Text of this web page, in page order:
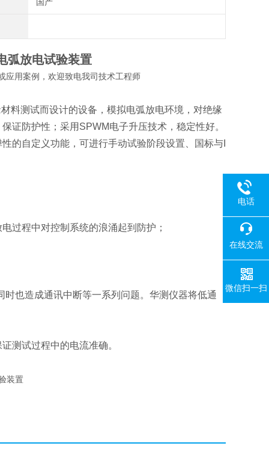
弧放电试验装置
应用案例，欢迎致电我司技术工程师
料测试而设计的设备，模拟电弧放电环境，对绝缘
证防护性；采用SPWM电子升压技术，稳定性好。
的自定义功能，可进行手动试验阶段设置、国标与I
过程中对控制系统的浪涌起到防护；
也造成通讯中断等一系列问题。华测仪器将低通
测试过程中的电流准确。
电话
在线交流
微信扫一扫